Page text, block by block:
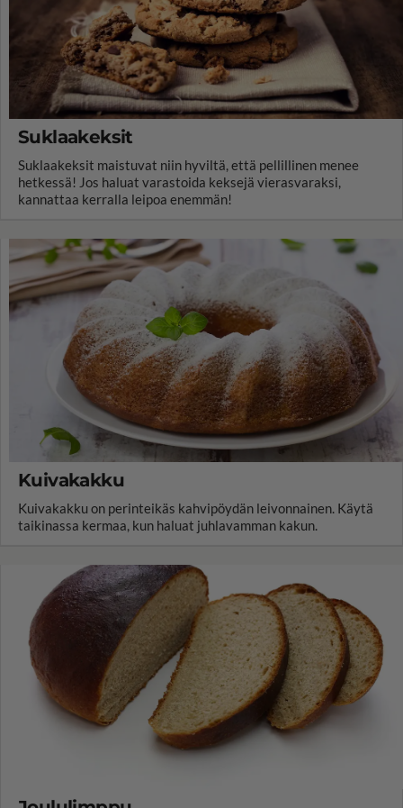
Suklaakeksit
Suklaakeksit maistuvat niin hyviltä, että pellillinen menee
hetkessä! Jos haluat varastoida keksejä vierasvaraksi,
kannattaa kerralla leipoa enemmän!
Kuivakakku
Kuivakakku on perinteikäs kahvipöydän leivonnainen. Käytä
taikinassa kermaa, kun haluat juhlavamman kakun.